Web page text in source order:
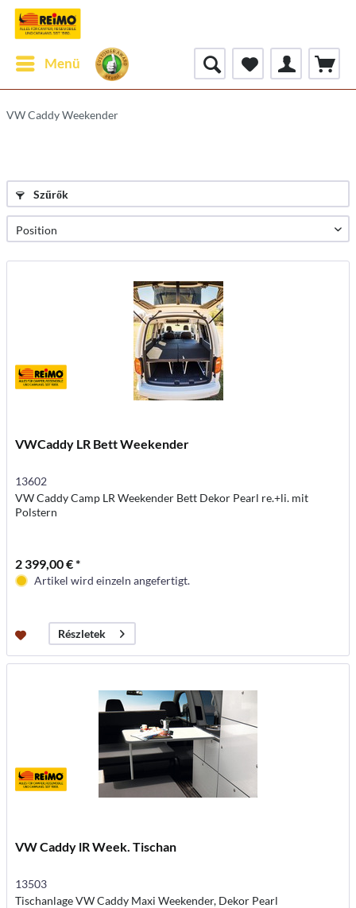
Menü
VW Caddy Weekender
Szűrők
VWCaddy LR Bett Weekender
13602
VW Caddy Camp LR Weekender Bett Dekor Pearl re.+li. mit
Polstern
2 399,00 € *
Artikel wird einzeln angefertigt.
Részletek
VW Caddy lR Week. Tischan
13503
Tischanlage VW Caddy Maxi Weekender, Dekor Pearl